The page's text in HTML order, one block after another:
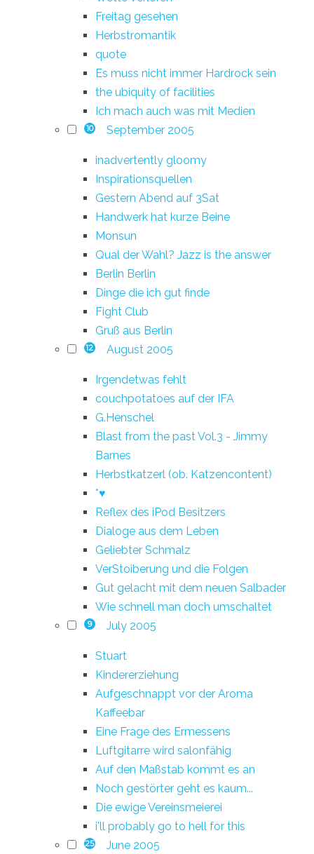
Freitag gesehen
Herbstromantik
quote
Es muss nicht immer Hardrock sein
the ubiquity of facilities
Ich mach auch was mit Medien
10 September 2005
inadvertently gloomy
Inspirationsquellen
Gestern Abend auf 3Sat
Handwerk hat kurze Beine
Monsun
Qual der Wahl? Jazz is the answer
Berlin Berlin
Dinge die ich gut finde
Fight Club
Gruß aus Berlin
12 August 2005
Irgendetwas fehlt
couchpotatoes auf der IFA
G.Henschel
Blast from the past Vol.3 - Jimmy
Barnes
Herbstkatzerl (ob. Katzencontent)
*♥
Reflex des iPod Besitzers
Dialoge aus dem Leben
Geliebter Schmalz
VerStoiberung und die Folgen
Gut gelacht mit dem neuen Salbader
Wie schnell man doch umschaltet
9 July 2005
Stuart
Kindererziehung
Aufgeschnappt vor der Aroma
Kaffeebar
Eine Frage des Ermessens
Luftgitarre wird salonfähig
Auf den Maßstab kommt es an
Noch gestörter geht es kaum...
Die ewige Vereinsmeierei
i'll probably go to hell for this
25 June 2005